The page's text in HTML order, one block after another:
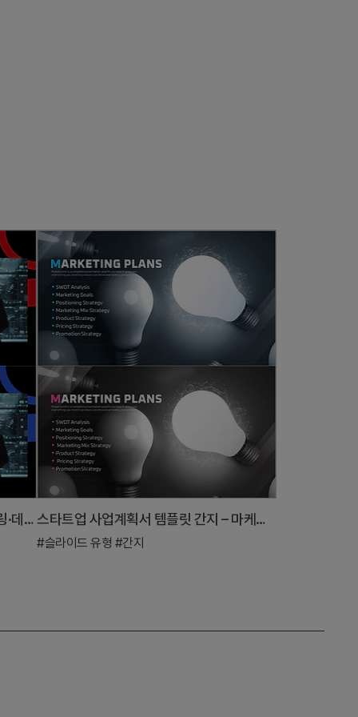
섹션 간지 PPT 슬라이드 – 다크 넘버링·데이터 이미지형 도입 레이아웃 스타트업 사업계획서 템플릿 간지 – 마케팅 플랜
#슬라이드 유형 #간지